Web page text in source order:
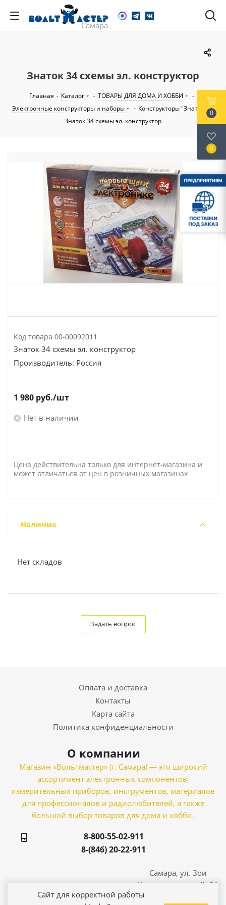
Знаток 34 схемы эл. конструктор
Главная - Каталог - ТОВАРЫ ДЛЯ ДОМА И ХОББИ
-
Электронные конструкторы и наборы
- Конструкторы "Знаток"
-
Знаток 34 схемы эл. конструктор
Код товара 00-00092011
Знаток 34 схемы эл. конструктор
Производитель: Россия
1 980 руб./шт
Нет в наличии
Цена действительна только для интернет-магазина и
может отличаться от цен в розничных магазинах
Наличие
Нет складов
Задать вопрос
Оплата и доставка
Контакты
Карта сайта
Политика конфиденциальности
О компании
Магазин «Вольтмастер» (г. Самара) — это широкий
ассортимент электронных компонентов,
измерительных приборов, инструментов, материалов
для профессионалов и радиолюбителей, а также
большой выбор товаров для дома и хобби.
8-800-55-02-911
8-(846) 20-22-911
Самара, ул. Зои
Космодемьянской, 21
0
0
Сайт для корректной работы